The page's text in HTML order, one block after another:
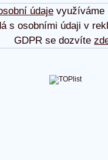
údajevyužíváme
s osobními údaji v
GDPR se dozvíte